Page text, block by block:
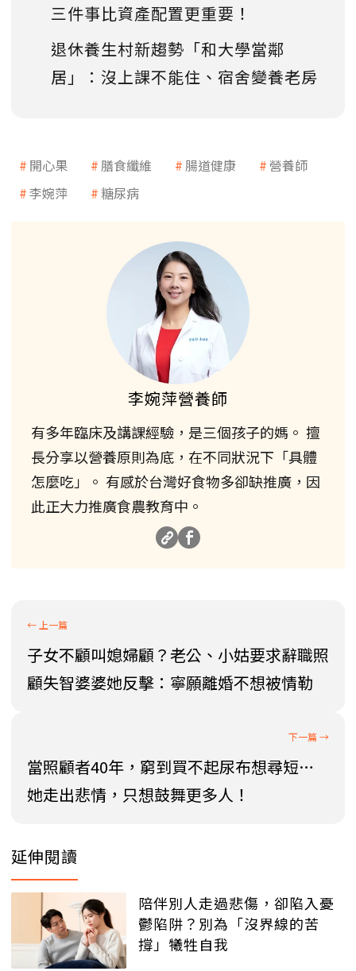
三件事比資產配置更重要！
退休養生村新趨勢「和大學當鄰
居」：沒上課不能住、宿舍變養老房
開心果 膳食纖維 腸道健康
營養師
李婉萍
糖尿病
李婉萍營養師
有多年臨床及講課經驗，是三個孩子的媽。 擅
長分享以營養原則為底，在不同狀況下「具體
怎麼吃」。 有感於台灣好食物多卻缺推廣，因
此正大力推廣食農教育中。
子女不顧叫媳婦顧？老公、小姑要求辭職照
顧失智婆婆她反擊：寧願離婚不想被情勒
當照顧者40年，窮到買不起尿布想尋短…
她走出悲情，只想鼓舞更多人！
延伸閱讀
陪伴別人走過悲傷，卻陷入憂
鬱陷阱？別為「沒界線的苦
撐」犧牲自我